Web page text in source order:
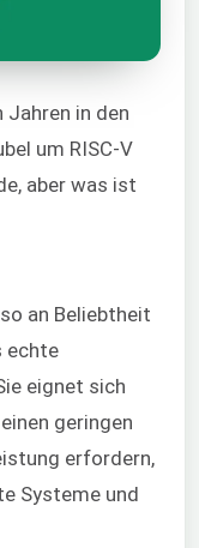
Jahren in den
um RISC-V
aber was ist
an Beliebtheit
echte
eignet sich
geringen
erfordern,
Systeme und